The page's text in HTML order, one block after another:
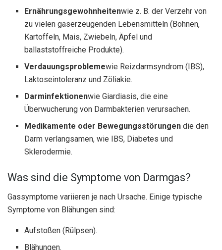
Ernährungsgewohnheitenwie z. B. der Verzehr von
zu vielen gaserzeugenden Lebensmitteln (Bohnen,
Kartoffeln, Mais, Zwiebeln, Äpfel und
ballaststoffreiche Produkte).
Verdauungsproblemewie Reizdarmsyndrom (IBS),
Laktoseintoleranz und Zöliakie.
Darminfektionenwie Giardiasis, die eine
Überwucherung von Darmbakterien verursachen.
Medikamente oder Bewegungsstörungen die den
Darm verlangsamen, wie IBS, Diabetes und
Sklerodermie.
Was sind die Symptome von Darmgas?
Gassymptome variieren je nach Ursache. Einige typische
Symptome von Blähungen sind:
Aufstoßen (Rülpsen).
Blähungen.